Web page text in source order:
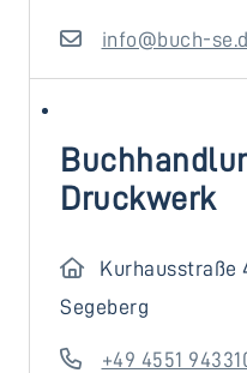
info@buch-
Druckwerk
Kurhausstraße
Segeberg
+49 4551